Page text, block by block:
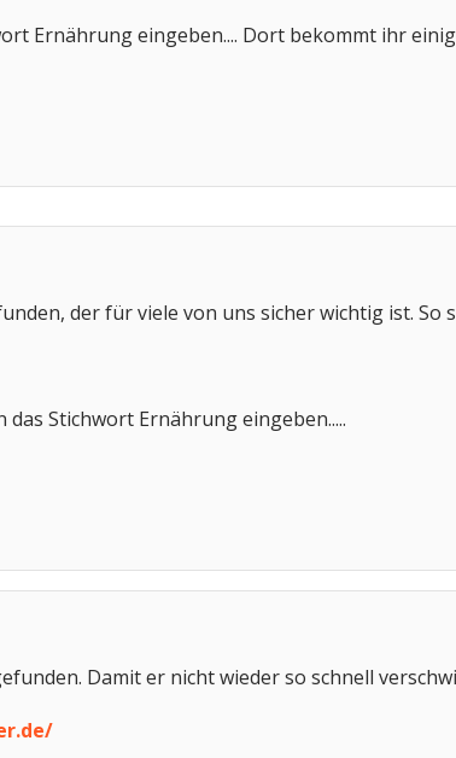
Ernährung eingeben.... Dort bekommt ihr
der für viele von uns sicher wichtig ist. So
Stichwort Ernährung eingeben.....
Damit er nicht wieder so schnell